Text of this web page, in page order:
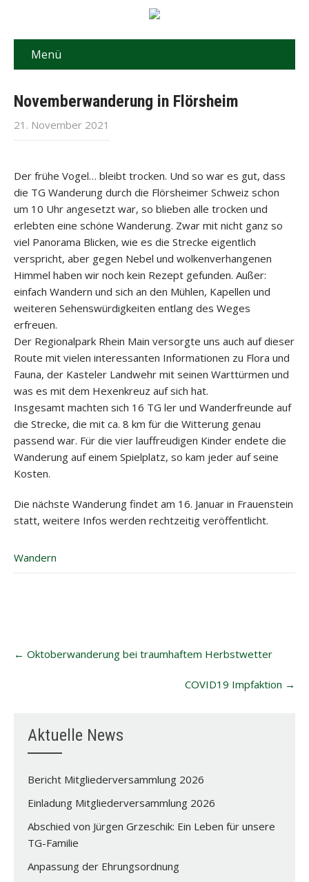
Menü
Novemberwanderung in Flörsheim
21. November 2021
Der frühe Vogel… bleibt trocken. Und so war es gut, dass
die TG Wanderung durch die Flörsheimer Schweiz schon
um 10 Uhr angesetzt war, so blieben alle trocken und
erlebten eine schöne Wanderung. Zwar mit nicht ganz so
viel Panorama Blicken, wie es die Strecke eigentlich
verspricht, aber gegen Nebel und wolkenverhangenen
Himmel haben wir noch kein Rezept gefunden. Außer:
einfach Wandern und sich an den Mühlen, Kapellen und
weiteren Sehenswürdigkeiten entlang des Weges
erfreuen.
Der Regionalpark Rhein Main versorgte uns auch auf dieser
Route mit vielen interessanten Informationen zu Flora und
Fauna, der Kasteler Landwehr mit seinen Warttürmen und
was es mit dem Hexenkreuz auf sich hat.
Insgesamt machten sich 16 TG ler und Wanderfreunde auf
die Strecke, die mit ca. 8 km für die Witterung genau
passend war. Für die vier lauffreudigen Kinder endete die
Wanderung auf einem Spielplatz, so kam jeder auf seine
Kosten.
Die nächste Wanderung findet am 16. Januar in Frauenstein
statt, weitere Infos werden rechtzeitig veröffentlicht.
Wandern
navigation
← Oktoberwanderung bei traumhaftem Herbstwetter
COVID19 Impfaktion →
Aktuelle News
Bericht Mitgliederversammlung 2026
Einladung Mitgliederversammlung 2026
Abschied von Jürgen Grzeschik: Ein Leben für unsere
TG-Familie
Anpassung der Ehrungsordnung